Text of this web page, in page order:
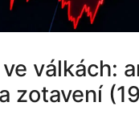
válkách:
zotavení